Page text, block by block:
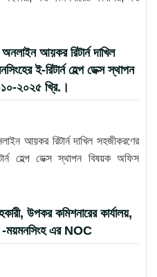
আয়কর রিটার্ন দাখিল
ই-রিটার্ন হেল্প ডেক্স স্থাপন
২০২৫ খ্রি.।
আয়কর রিটার্ন দাখিল সহজীকরণের
হেল্প ডেক্স স্থাপন বিষয়ক অফিস
উপকর কমিশনারের কার্যালয়,
-ময়মনসিংহ এর NOC